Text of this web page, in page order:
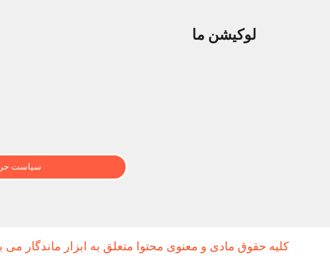
لوکیشن ما
سیاست
کلیه حقوق مادی و معنوی محتوا متعلق به ابزار ماندگار می